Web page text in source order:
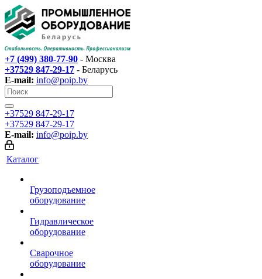
+7 (499) 380-77-90 - Москва
+37529 847-29-17‬ - Беларусь
E-mail: info@poip.by
+37529 847-29-17‬
+37529 847-29-17‬
E-mail: info@poip.by
Каталог
Грузоподъемное
оборудование
Гидравлическое
оборудование
Сварочное
оборудование